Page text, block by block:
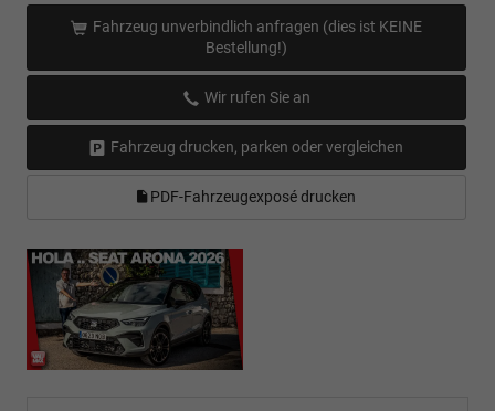
Fahrzeug unverbindlich anfragen (dies ist KEINE
Bestellung!)
Wir rufen Sie an
Fahrzeug drucken, parken oder vergleichen
PDF-Fahrzeugexposé drucken